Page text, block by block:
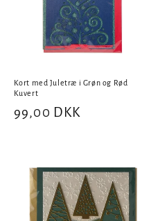
Kort med Juletræ i Grøn og Rød
Kuvert
Normalpris
99,00 DKK